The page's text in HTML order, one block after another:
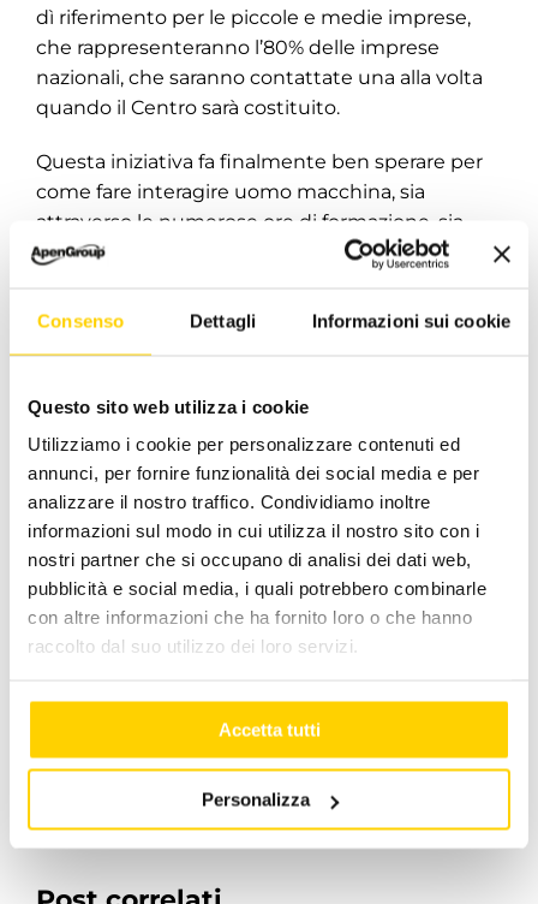
Consenso Dettagli Informazioni sui cookie
Questo sito web utilizza i cookie
Utilizziamo i cookie per personalizzare contenuti ed
annunci, per fornire funzionalità dei social media e per
analizzare il nostro traffico. Condividiamo inoltre
informazioni sul modo in cui utilizza il nostro sito con i
nostri partner che si occupano di analisi dei dati web,
pubblicità e social media, i quali potrebbero combinarle
con altre informazioni che ha fornito loro o che hanno
raccolto dal suo utilizzo dei loro servizi.
Accetta tutti
Personalizza
dì riferimento per le piccole e medie imprese,
che rappresenteranno l’80% delle imprese
nazionali, che saranno contattate una alla volta
quando il Centro sarà costituito.
Questa iniziativa fa finalmente ben sperare per
come fare interagire uomo macchina, sia
attraverso le numerose ore di formazione, sia
attraverso il supporto alla ricerca e
Certamente il lavoro cambia. Noi imprese siamo
sostenere i nostri lavoratori a cambiare il metodo
elaborare nuovi dati.
La festa del lavoro sia davvero uno stimolo ad a
andare verso nuove frontiere. Scopriamole
insieme!
Aprile 30, 2019 | Categorie: Apen Group
Facebook
X LinkedInWhatsApp
PinterestEmail